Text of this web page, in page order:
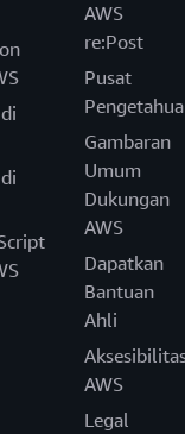
AWS
re:Post
Pusat
Gambaran
Umum
Dukungan
AWS
Dapatkan
Bantuan
Ahli
AWS
Legal